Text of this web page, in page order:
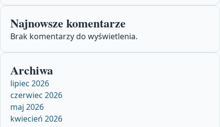
Najnowsze komentarze
Brak komentarzy do wyświetlenia.
Archiwa
lipiec 2026
czerwiec 2026
maj 2026
kwiecień 2026